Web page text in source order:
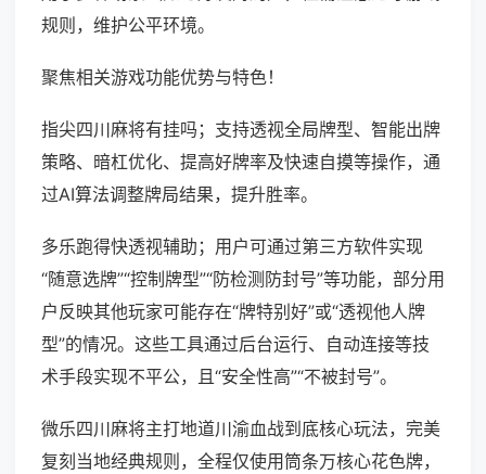
规则，维护公平环境。
聚焦相关游戏功能优势与特色！
指尖四川麻将有挂吗；支持透视全局牌型、智能出牌
策略、暗杠优化、提高好牌率及快速自摸等操作，通
过AI算法调整牌局结果，提升胜率。
多乐跑得快透视辅助；用户可通过第三方软件实现
“随意选牌”“控制牌型”“防检测防封号”等功能，部分用
户反映其他玩家可能存在“牌特别好”或“透视他人牌
型”的情况。这些工具通过后台运行、自动连接等技
术手段实现不平公，且“安全性高”“不被封号”。
微乐四川麻将主打地道川渝血战到底核心玩法，完美
复刻当地经典规则，全程仅使用筒条万核心花色牌，